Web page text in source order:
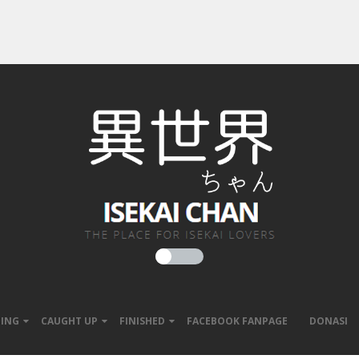
CAUGHT UP FINISHED FACEBOOK FANPAGE DONASI